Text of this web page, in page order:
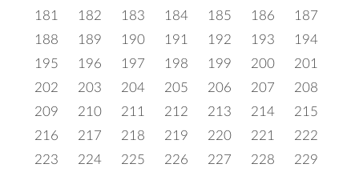
181
182 183 184 185 186
187
188
189 190 191 192 193
194
195
196 197 198 199 200
201
202
203 204 205 206 207
208
209
210 211 212 213 214
215
216
217 218 219 220 221
222
223
224 225 226 227 228
229